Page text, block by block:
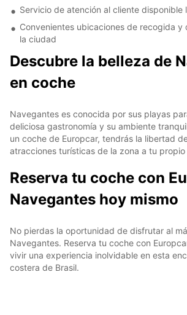
Servicio de atención al cliente disponible
Convenientes ubicaciones de recogida y
la ciudad
Descubre la belleza de
en coche
Navegantes es conocida por sus playas
deliciosa gastronomía y su ambiente
un coche de Europcar, tendrás la libertad
atracciones turísticas de la zona a tu propio
Reserva tu coche con
Navegantes hoy mismo
No pierdas la oportunidad de disfrutar al
Navegantes. Reserva tu coche con
vivir una experiencia inolvidable en esta
costera de Brasil.